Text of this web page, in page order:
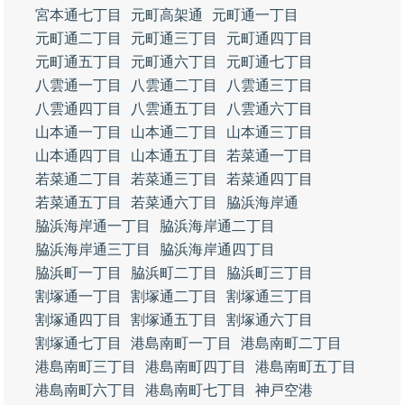
宮本通七丁目
元町高架通
元町通一丁目
元町通二丁目
元町通三丁目
元町通四丁目
元町通五丁目
元町通六丁目
元町通七丁目
八雲通一丁目
八雲通二丁目
八雲通三丁目
八雲通四丁目
八雲通五丁目
八雲通六丁目
山本通一丁目
山本通二丁目
山本通三丁目
山本通四丁目
山本通五丁目
若菜通一丁目
若菜通二丁目
若菜通三丁目
若菜通四丁目
若菜通五丁目
若菜通六丁目
脇浜海岸通
脇浜海岸通一丁目
脇浜海岸通二丁目
脇浜海岸通三丁目
脇浜海岸通四丁目
脇浜町一丁目
脇浜町二丁目
脇浜町三丁目
割塚通一丁目
割塚通二丁目
割塚通三丁目
割塚通四丁目
割塚通五丁目
割塚通六丁目
割塚通七丁目
港島南町一丁目
港島南町二丁目
港島南町三丁目
港島南町四丁目
港島南町五丁目
港島南町六丁目
港島南町七丁目
神戸空港